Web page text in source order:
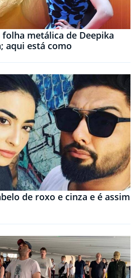
folha metálica de Deepika
aqui está como
de roxo e cinza e é assim